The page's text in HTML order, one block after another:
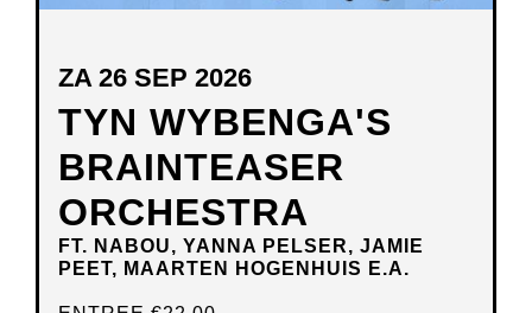
TYN WYBENGA'S
BRAINTEASER
ORCHESTRA
FT. NABOU, YANNA PELSER, JAMIE
PEET, MAARTEN HOGENHUIS E.A.
ZA 26 SEP 2026